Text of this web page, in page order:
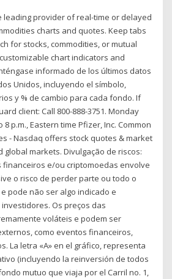
leading provider of real-time or delayed
charts and quotes. Keep tabs
for stocks, commodities, or mutual
chart indicators and
informado de los últimos datos
Unidos, incluyendo el símbolo,
y % de cambio para cada fondo. If
client: Call 800-888-3751. Monday
8 p.m., Eastern time Pfizer, Inc. Common
- Nasdaq offers stock quotes & market
global markets. Divulgação de riscos:
financeiros e/ou criptomoedas envolve
o risco de perder parte ou todo o
pode não ser algo indicado e
Os preços das
voláteis e podem ser
como eventos financeiros,
La letra «A» en el gráfico, representa
(incluyendo la reinversión de todos
mutuo que viaja por el Carril no. 1,